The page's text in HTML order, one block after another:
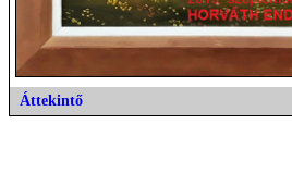
Áttekintő